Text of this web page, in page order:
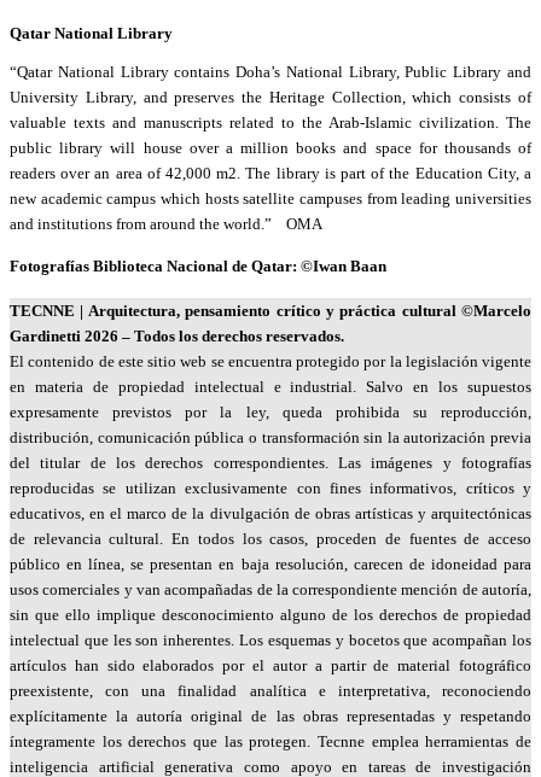
Qatar National Library
“Qatar National Library contains Doha’s National Library, Public Library and
University Library, and preserves the Heritage Collection, which consists of
valuable texts and manuscripts related to the Arab-Islamic civilization. The
public library will house over a million books and space for thousands of
readers over an area of 42,000 m2. The library is part of the Education City, a
new academic campus which hosts satellite campuses from leading universities
and institutions from around the world.” OMA
Fotografías Biblioteca Nacional de Qatar: ©Iwan Baan
TECNNE | Arquitectura, pensamiento crítico y práctica cultural ©Marcelo
Gardinetti 2026 – Todos los derechos reservados.
El contenido de este sitio web se encuentra protegido por la legislación vigente
en materia de propiedad intelectual e industrial. Salvo en los supuestos
expresamente previstos por la ley, queda prohibida su reproducción,
distribución, comunicación pública o transformación sin la autorización previa
del titular de los derechos correspondientes. Las imágenes y fotografías
reproducidas se utilizan exclusivamente con fines informativos, críticos y
educativos, en el marco de la divulgación de obras artísticas y arquitectónicas
de relevancia cultural. En todos los casos, proceden de fuentes de acceso
público en línea, se presentan en baja resolución, carecen de idoneidad para
usos comerciales y van acompañadas de la correspondiente mención de autoría,
sin que ello implique desconocimiento alguno de los derechos de propiedad
intelectual que les son inherentes. Los esquemas y bocetos que acompañan los
artículos han sido elaborados por el autor a partir de material fotográfico
preexistente, con una finalidad analítica e interpretativa, reconociendo
explícitamente la autoría original de las obras representadas y respetando
íntegramente los derechos que las protegen. Tecnne emplea herramientas de
inteligencia artificial generativa como apoyo en tareas de investigación